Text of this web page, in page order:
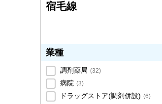
宿毛線
業種
調剤薬局 (32)
病院 (3)
ドラッグストア(調剤併設) (6)